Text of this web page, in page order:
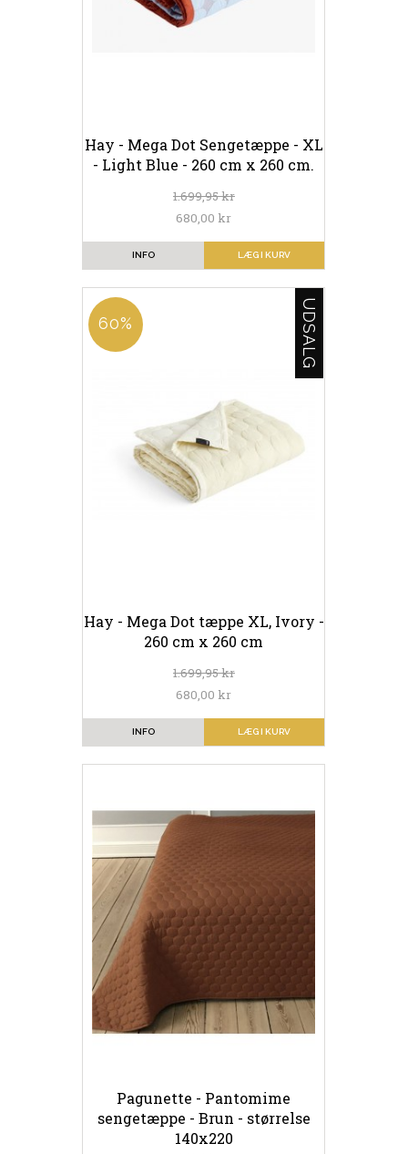
Hay - Mega Dot Sengetæppe - XL
- Light Blue - 260 cm x 260 cm.
1.699,95 kr
680,00 kr
LÆG I KURV
INFO
60% UDSALG
Hay - Mega Dot tæppe XL, Ivory -
260 cm x 260 cm
1.699,95 kr
680,00 kr
LÆG I KURV
INFO
Pagunette - Pantomime
sengetæppe - Brun - størrelse
140x220